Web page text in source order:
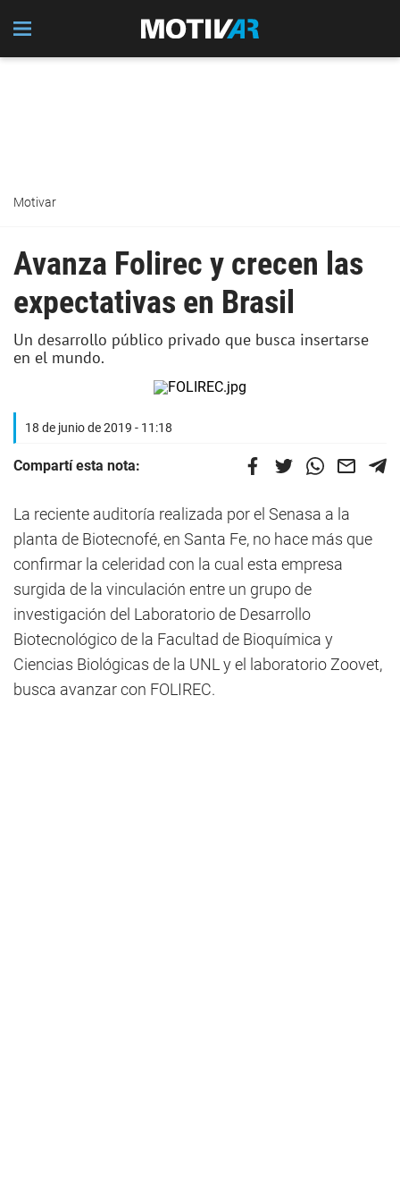
Motivar
Avanza Folirec y crecen las
expectativas en Brasil
Un desarrollo público privado que busca insertarse
en el mundo.
18 de junio de 2019 - 11:18
Compartí esta nota:
La reciente auditoría realizada por el Senasa a la
planta de Biotecnofé, en Santa Fe, no hace más que
confirmar la celeridad con la cual esta empresa
surgida de la vinculación entre un grupo de
investigación del Laboratorio de Desarrollo
Biotecnológico de la Facultad de Bioquímica y
Ciencias Biológicas de la UNL y el laboratorio Zoovet,
busca avanzar con FOLIREC.